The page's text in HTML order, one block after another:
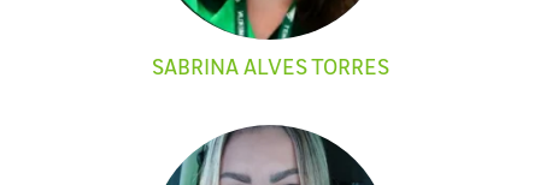
SABRINA ALVES TORRES